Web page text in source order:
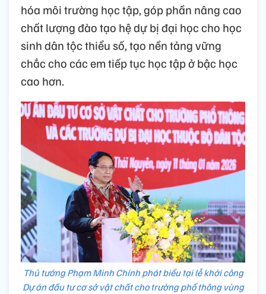
hóa môi trường học tập, góp phần nâng cao
chất lượng đào tạo hệ dự bị đại học cho học
sinh dân tộc thiểu số, tạo nền tảng vững
chắc cho các em tiếp tục học tập ở bậc học
cao hơn.
Thủ tướng Phạm Minh Chính phát biểu tại lễ khởi công
Dự án đầu tư cơ sở vật chất cho trường phổ thông vùng